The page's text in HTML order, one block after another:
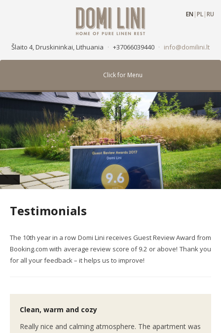
Šlaito 4, Druskininkai, Lithuania · +37066039440 · info@domilini.lt
EN |PL|RU
Click for Menu
Testimonials
The 10th year in a row Domi Lini receives Guest Review Award from
Booking.com with average review score of 9.2 or above! Thank you
for all your feedback – it helps us to improve!
Clean, warm and cozy
Really nice and calming atmosphere. The apartment was